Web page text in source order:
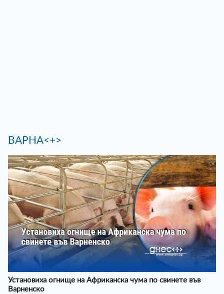
ВАРНА<+>
Установиха огнище на Африканска чума по свинете във
Варненско